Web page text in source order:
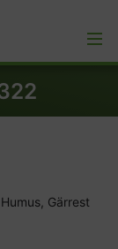
Gärrest